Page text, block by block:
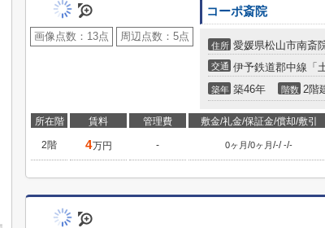
画像点数： 13点 周辺点数： 5点
コーポ斎院
住所 愛媛県松山市南斎
交通 伊予鉄道郡中線「
築年 築46年 階数 2階
所在階 賃料 管理費 敷金/礼金/保証金/償却/敷引
2階 4万円 - 0ヶ月/0ヶ月/-/-/-